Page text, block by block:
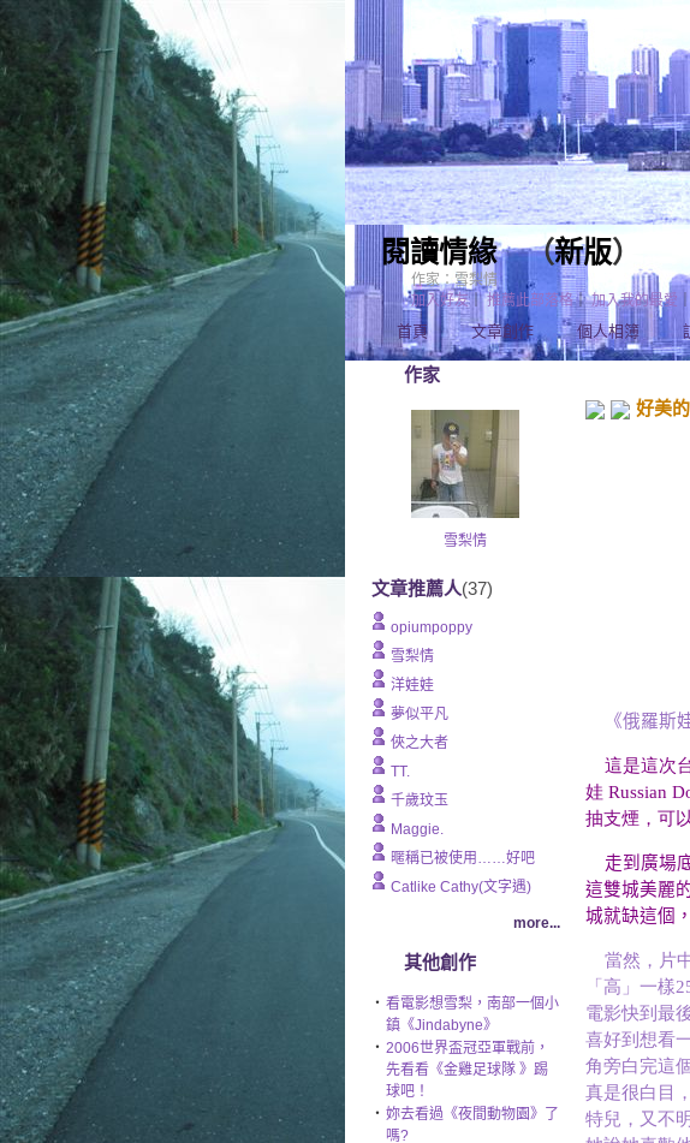
閱讀情緣（新版）
首頁 文章創作 個人相簿
加入好友｜推薦此部落格｜加入我的最愛
作家：雪梨情
作家
雪梨情
文章推薦人(37)
opiumpoppy
雪梨情
洋娃娃
夢似平凡
俠之大者
TT.
千歲玟玉
Maggie.
暱稱已被使用……好吧
Catlike Cathy(文字遇)
more...
其他創作
‧ 看電影想雪梨，南部一個小
鎮《Jindabyne》
‧ 2006世界盃冠亞軍戰前，
先看看《金雞足球隊 》踢
球吧！
‧ 妳去看過《夜間動物園》了
嗎?
好美
《俄羅斯
這是這次
娃 Russian
抽支煙，可
走到廣場
這雙城美麗
城就缺這個
當然，片
「高」一樣
電影快到最
喜好到想看
角旁白完這
真是很白目
特兒，又不